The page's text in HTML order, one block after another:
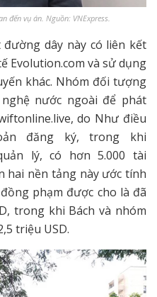
đến vụ án. Nguồn: VNExpress.
dây này có liên kết
Evolution.com và sử dụng
khác. Nhóm đối tượng
nước ngoài để phát
do Như điều
đăng ký, trong khi
lý, có hơn 5.000 tài
hai nền tảng này ước tính
phạm được cho là đã
trong khi Bách và nhóm
triệu USD.